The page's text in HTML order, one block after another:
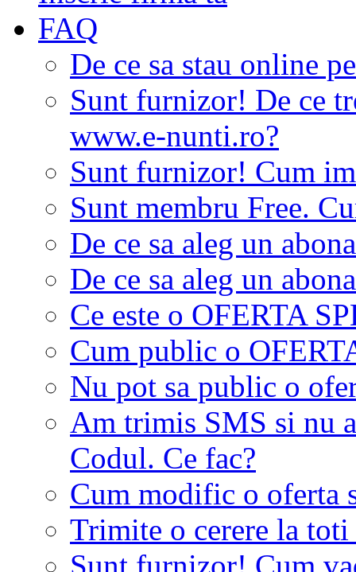
FAQ
De ce sa stau online
Sunt furnizor! De ce
www.e-nunti.ro?
Sunt furnizor! Cum
Sunt membru Free.
De ce sa aleg un
De ce sa aleg un
Ce este o OFERTA
Cum public o
Nu pot sa public o
Am trimis SMS si nu
Codul. Ce fac?
Cum modific o oferta
Trimite o cerere la
Sunt furnizor! Cum